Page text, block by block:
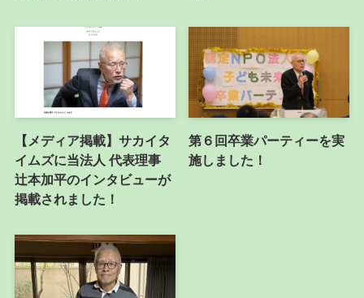
【メディア掲載】サカイタ
イムズに当法人 代表理事
辻本加平のインタビューが
掲載されました！
第６回卒業パーティーを実
施しました！